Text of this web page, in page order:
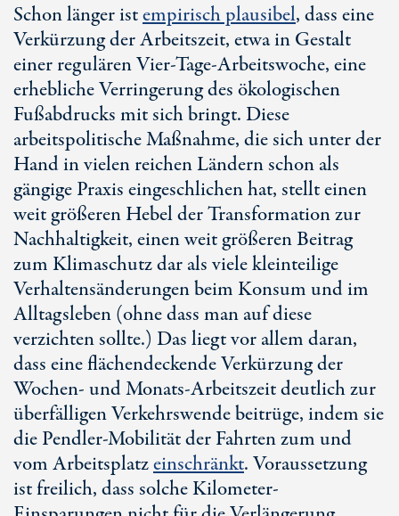
Schon länger istempirisch plausibel, dass eine
Verkürzung der Arbeitszeit, etwa in Gestalt
einer regulärenVier-Tage-Arbeitswoche, eine
erhebliche Verringerung des ökologischen
Fußabdrucks mit sich bringt. Diese
arbeitspolitische Maßnahme, die sich unter der
Hand in vielen reichen Ländern schon als
gängige Praxis eingeschlichen hat, stellt einen
weit größeren Hebel der Transformation zur
Nachhaltigkeit, einen weit größeren Beitrag
zum Klimaschutz dar als viele kleinteilige
Verhaltensänderungen beim Konsum und im
Alltagsleben (ohne dass man auf diese
verzichten sollte.) Das liegt vor allem daran,
dass eine flächendeckende Verkürzung der
Wochen- und Monats-Arbeitszeit deutlich zur
überfälligen Verkehrswende beitrüge, indem sie
die Pendler-Mobilität der Fahrten zum und
vom Arbeitsplatzeinschränkt. Voraussetzung
ist freilich, dass solche Kilometer-